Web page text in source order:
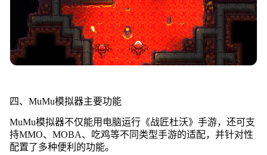
四、MuMu模拟器主要功能
MuMu模拟器不仅能用电脑运行《战匠杜沃》手游，还可支
持MMO、MOBA、吃鸡等不同类型手游的适配，并针对性
配置了多种便利的功能。